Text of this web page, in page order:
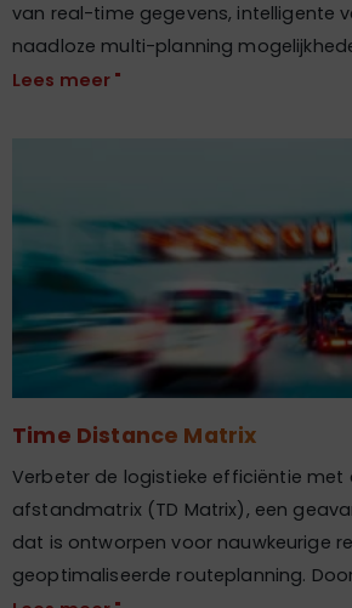
van real-time gegevens, intelligente
naadloze multi-planning
Lees meer "
Time Distance Matrix
Verbeter de logistieke efficiëntie met
afstandmatrix (TD Matrix), een
dat is ontworpen voor nauwkeurige
geoptimaliseerde routeplanning.